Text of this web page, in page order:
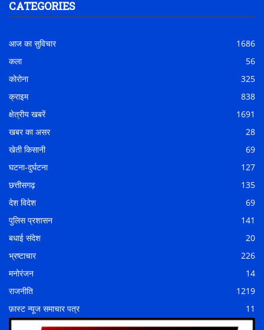
CATEGORIES
आज का सुविचार
1686
कला
56
कोरोना
325
क्राइम
838
क्षेत्रीय खबरें
1691
खबर का असर
28
खेती किसानी
69
घटना-दुर्घटना
127
छत्तीसगढ़
135
देश विदेश
69
पुलिस प्रशासन
141
बधाई संदेश
20
भ्रष्टाचार
226
मनोरंजन
14
राजनीति
1219
फ़ास्ट न्यूज समाचार पत्र
11